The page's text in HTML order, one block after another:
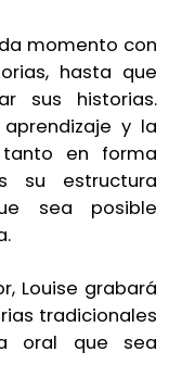
momento con
hasta que
sus historias.
y la
en forma
su estructura
sea posible
Louise grabará
tradicionales
oral que sea